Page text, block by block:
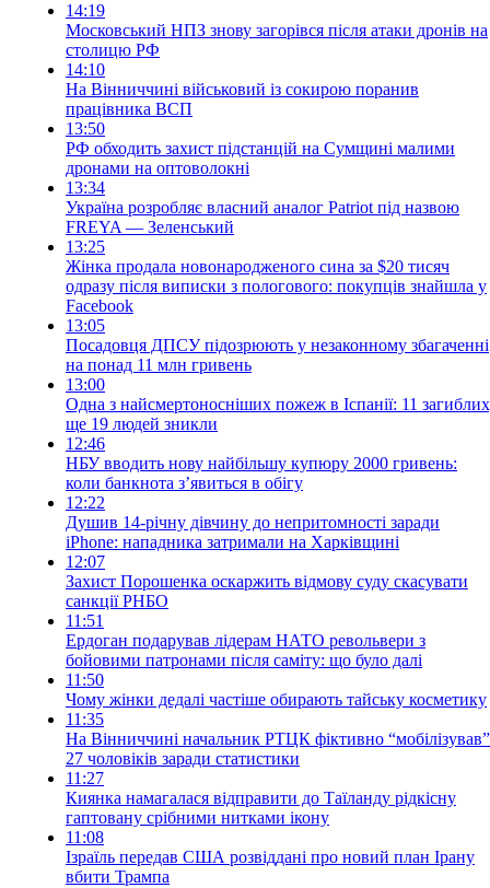
14:19
Московський НПЗ знову загорівся після атаки дронів на
столицю РФ
14:10
На Вінниччині військовий із сокирою поранив
працівника ВСП
13:50
РФ обходить захист підстанцій на Сумщині малими
дронами на оптоволокні
13:34
Україна розробляє власний аналог Patriot під назвою
FREYA — Зеленський
13:25
Жінка продала новонародженого сина за $20 тисяч
одразу після виписки з пологового: покупців знайшла у
Facebook
13:05
Посадовця ДПСУ підозрюють у незаконному збагаченні
на понад 11 млн гривень
13:00
Одна з найсмертоносніших пожеж в Іспанії: 11
ще 19 людей зникли
12:46
НБУ вводить нову найбільшу купюру 2000 гривень:
коли банкнота з’явиться в обігу
12:22
Душив 14-річну дівчину до непритомності заради
iPhone: нападника затримали на Харківщині
12:07
Захист Порошенка оскаржить відмову суду скасувати
санкції РНБО
11:51
Ердоган подарував лідерам НАТО револьвери з
бойовими патронами після саміту: що було далі
11:50
Чому жінки дедалі частіше обирають тайську косметику
11:35
На Вінниччині начальник РТЦК фіктивно “мобілізував”
27 чоловіків заради статистики
11:27
Киянка намагалася відправити до Таїланду рідкісну
гаптовану срібними нитками ікону
11:08
Ізраїль передав США розвіддані про новий план Ірану
вбити Трампа